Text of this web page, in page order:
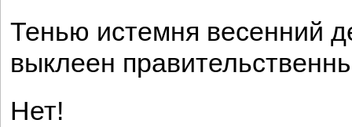
Тенью истемня весенний
выклеен
Нет!